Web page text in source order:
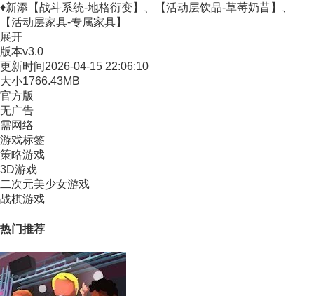
♦新添【战斗系统-地格衍变】、【活动层饮品-草莓奶昔】、
【活动层家具-专属家具】
展开
版本v3.0
更新时间2026-04-15 22:06:10
大小1766.43MB
官方版
无广告
需网络
游戏标签
策略游戏
3D游戏
二次元美少女游戏
战棋游戏
热门推荐